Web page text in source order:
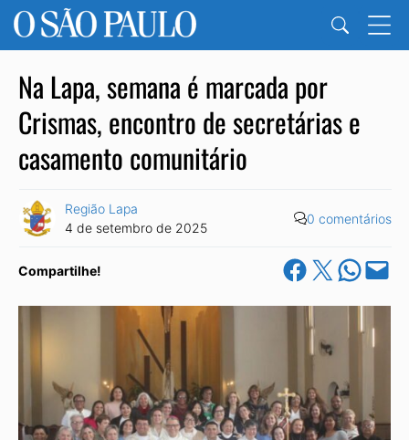
Na Lapa, semana é marcada por
Crismas, encontro de secretárias e
casamento comunitário
Região Lapa
4 de setembro de 2025
0 comentários
Compartilhe! Share on Facebook
Share on X Share on
Email this